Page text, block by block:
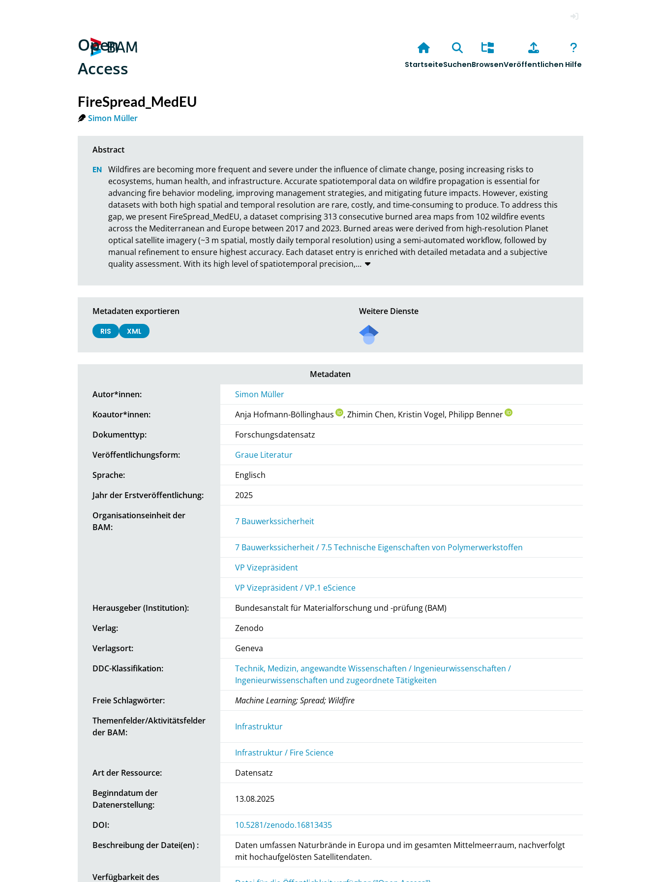
Open
Access
StartseiteSuchenBrowsenVeröffentlichen Hilfe
FireSpread_MedEU
Simon Müller
Wildfires are becoming more frequent and severe under the influence of climate change, posing increasing risks to
ecosystems, human health, and infrastructure. Accurate spatiotemporal data on wildfire propagation is essential for
advancing fire behavior modeling, improving management strategies, and mitigating future impacts. However, existing
datasets with both high spatial and temporal resolution are rare, costly, and time-consuming to produce. To address this
gap, we present FireSpread_MedEU, a dataset comprising 313 consecutive burned area maps from 102 wildfire events
across the Mediterranean and Europe between 2017 and 2023. Burned areas were derived from high-resolution Planet
optical satellite imagery (~3 m spatial, mostly daily temporal resolution) using a semi-automated workflow, followed by
manual refinement to ensure highest accuracy. Each dataset entry is enriched with detailed metadata and a subjective
quality assessment. With its high level of spatiotemporal precision,…
Metadaten exportieren
RIS XML
Weitere Dienste
Metadaten
Autor*innen:
Simon Müller
Koautor*innen:
Anja Hofmann-Böllinghaus
, Zhimin Chen, Kristin Vogel, Philipp Benner
Dokumenttyp:
Forschungsdatensatz
Veröffentlichungsform:
Graue Literatur
Sprache:
Englisch
Jahr der Erstveröffentlichung:
2025
Organisationseinheit der
BAM:
7 Bauwerkssicherheit
7 Bauwerkssicherheit / 7.5 Technische Eigenschaften von Polymerwerkstoffen
VP Vizepräsident
VP Vizepräsident / VP.1 eScience
Herausgeber (Institution):
Bundesanstalt für Materialforschung und -prüfung (BAM)
Verlag:
Zenodo
Verlagsort:
Geneva
DDC-Klassifikation:
Technik, Medizin, angewandte Wissenschaften / Ingenieurwissenschaften /
Ingenieurwissenschaften und zugeordnete Tätigkeiten
Freie Schlagwörter:
Machine Learning; Spread; Wildfire
Themenfelder/Aktivitätsfelder
der BAM:
Infrastruktur
Infrastruktur / Fire Science
Art der Ressource:
Datensatz
Beginndatum der
Datenerstellung:
13.08.2025
DOI:
10.5281/zenodo.16813435
Beschreibung der Datei(en) :
Daten umfassen Naturbrände in Europa und im gesamten Mittelmeerraum, nachverfolgt
mit hochaufgelösten Satellitendaten.
Verfügbarkeit des